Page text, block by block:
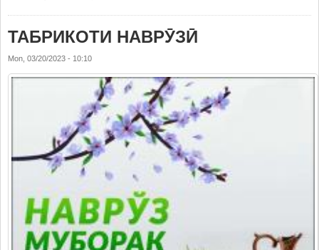
ТАБРИКОТИ НАВРӮЗӢ
Mon, 03/20/2023 - 10:10